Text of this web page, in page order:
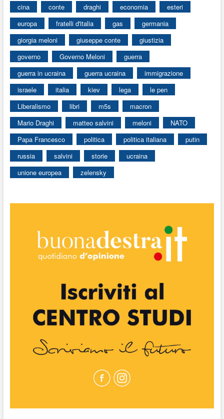
cina
conte draghi economia
esteri
europa
fratelli d'italia gas
germania
giorgia meloni
giuseppe conte
giustizia
governo
Governo Meloni
guerra
guerra in ucraina
guerra ucraina
immigrazione
israele
italia kiev lega
le pen
Liberalismo
libri m5s
macron
Mario Draghi
matteo salvini meloni
NATO
Papa Francesco
politica politica italiana
putin
russia
salvini storie
ucraina
unione europea
zelensky